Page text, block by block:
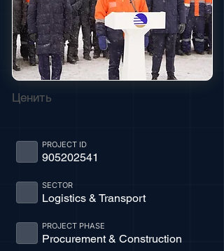
Ценить
905202541
PROJECT ID
Logistics & Transport
SECTOR
Procurement & Construction
PROJECT PHASE